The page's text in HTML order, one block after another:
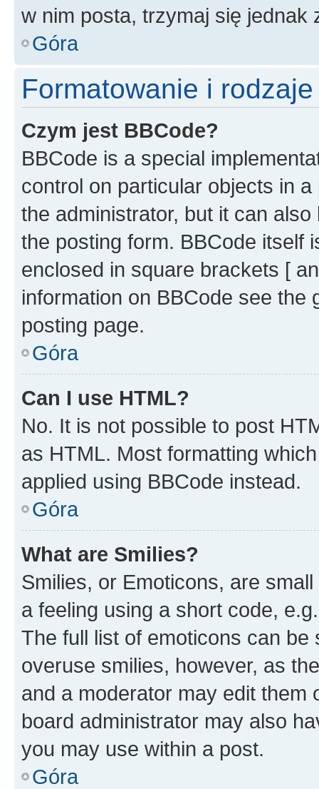
w nim posta, trzymaj się jednak
Góra
Formatowanie i
Czym jest BBCode?
BBCode is a special
control on particular objects in
the administrator, but it can
the posting form. BBCode itself
enclosed in square brackets [
information on BBCode see
posting page.
Góra
Can I use HTML?
No. It is not possible to post
as HTML. Most formatting
applied using BBCode instead.
Góra
What are Smilies?
Smilies, or Emoticons, are
a feeling using a short code,
The full list of emoticons can
overuse smilies, however, as
and a moderator may edit them
board administrator may also
you may use within a post.
Góra